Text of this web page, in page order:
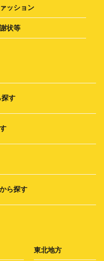
ッション
状等
探す
ら探す
東北地方